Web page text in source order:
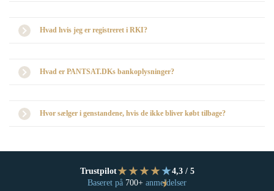
Hvad hvis jeg er registreret i RKI?
Hvad er PANTSAT.DKs bankoplysninger?
Hvor sælger i genstandene, hvis de ikke bliver købt tilbage?
Trustpilot★★★★★
★
4,3 / 5
Baseret på 700+ anmeldelser